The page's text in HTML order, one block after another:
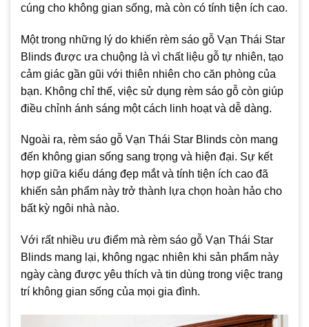
cúng cho không gian sống, mà còn có tính tiện ích cao.
Một trong những lý do khiến rèm sáo gỗ Vạn Thái Star
Blinds được ưa chuộng là vì chất liệu gỗ tự nhiên, tạo
cảm giác gần gũi với thiên nhiên cho căn phòng của
bạn. Không chỉ thế, việc sử dụng rèm sáo gỗ còn giúp
điều chỉnh ánh sáng một cách linh hoạt và dễ dàng.
Ngoài ra, rèm sáo gỗ Vạn Thái Star Blinds còn mang
đến không gian sống sang trọng và hiện đại. Sự kết
hợp giữa kiểu dáng đẹp mắt và tính tiện ích cao đã
khiến sản phẩm này trở thành lựa chọn hoàn hảo cho
bất kỳ ngôi nhà nào.
Với rất nhiều ưu điểm mà rèm sáo gỗ Vạn Thái Star
Blinds mang lại, không ngạc nhiên khi sản phẩm này
ngày càng được yêu thích và tin dùng trong việc trang
trí không gian sống của mọi gia đình.